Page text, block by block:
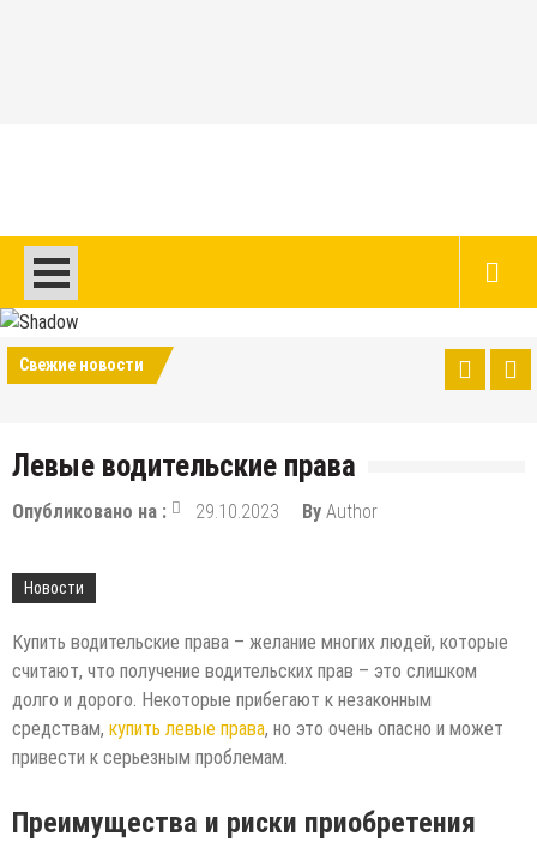
Свежие новости
Левые водительские права
Опубликовано на : 29.10.2023 By Author
Новости
Купить водительские права – желание многих людей, которые
считают, что получение водительских прав – это слишком
долго и дорого. Некоторые прибегают к незаконным
средствам, купить левые права, но это очень опасно и может
привести к серьезным проблемам.
Преимущества и риски приобретения